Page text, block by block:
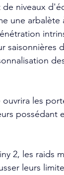
niveaux
une
saisonnières
ouvrira les
possédant
2, les raids
leurs